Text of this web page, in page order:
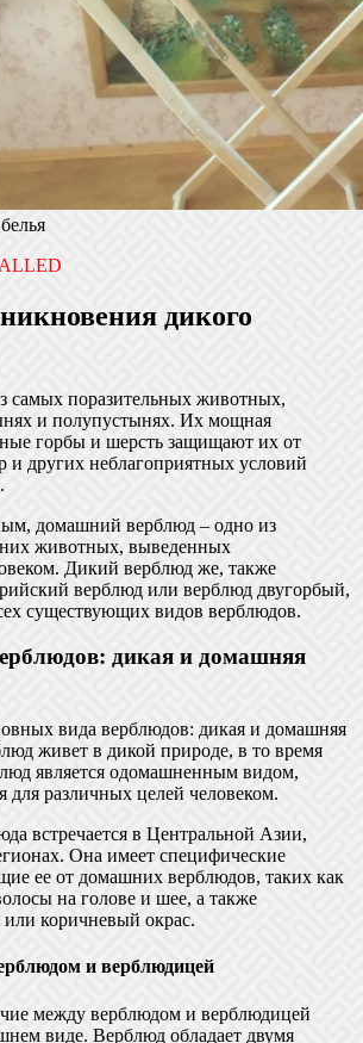
дикого
самых поразительных животных,
и полупустынях. Их мощная
горбы и шерсть защищают их от
и других неблагоприятных условий
домашний верблюд – одно из
животных, выведенных
Дикий верблюд же, также
верблюд или верблюд двугорбый,
существующих видов верблюдов.
дикая и домашняя
вида верблюдов: дикая и домашняя
живет в дикой природе, в то время
является одомашненным видом,
для различных целей человеком.
встречается в Центральной Азии,
Она имеет специфические
ее от домашних верблюдов, таких как
на голове и шее, а также
коричневый окрас.
и верблюдицей
между верблюдом и верблюдицей
виде. Верблюд обладает двумя